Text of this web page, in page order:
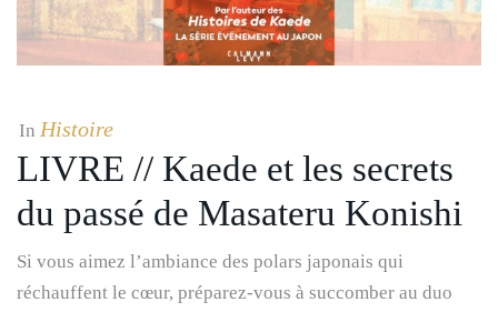
In Histoire
LIVRE // Kaede et les secrets
du passé de Masateru Konishi
Si vous aimez l’ambiance des polars japonais qui
réchauffent le cœur, préparez-vous à succomber au duo